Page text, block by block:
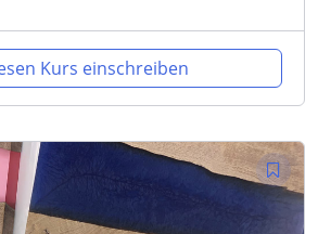
Kurs einschreiben